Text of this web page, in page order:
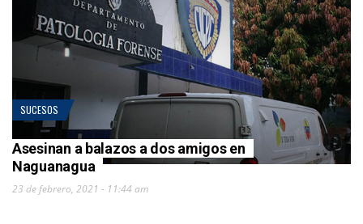
SUCESOS
Asesinan a balazos a dos amigos en
Naguanagua
23 de febrero, 2021 - 11:44 am